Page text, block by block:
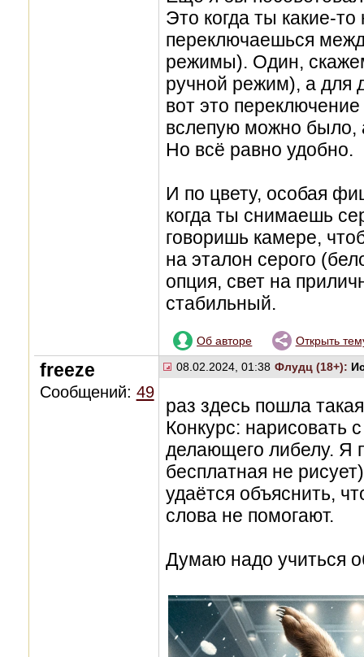
Это когда ты какие-
переключаешься
режимы). Один,
ручной режим), а для
вот это
вслепую можно было,
Но всё равно удобно.
И по цвету, особая
когда ты снимаешь
говоришь камере,
на эталон серого
опция, свет на
стабильный.
Об авторе Открыть
freeze
Сообщений: 49
08.02.2024, 01:38 Флудц (18+):
раз здесь пошла
Конкурс: нарисовать
делающего либелу. Я
бесплатная не
удаётся объяснить,
слова не помогают.
Думаю надо учиться